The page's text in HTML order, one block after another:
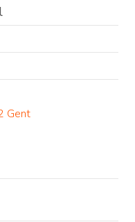
Gent